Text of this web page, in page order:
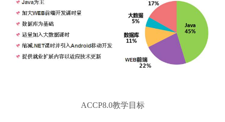
ACCP8.0教学目标